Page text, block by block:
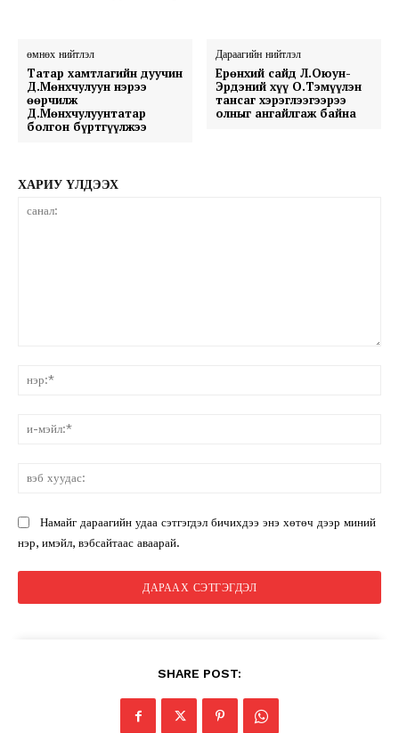
өмнөх нийтлэл
Татар хамтлагийн дуучин
Д.Мөнхчулуун нэрээ
өөрчилж
Д.Мөнхчулуунтатар
болгон бүртгүүлжээ
Дараагийн нийтлэл
Ерөнхий сайд Л.Оюун-
Эрдэний хүү О.Тэмүүлэн
тансаг хэрэглээгээрээ
олныг ангайлгаж байна
ХАРИУ ҮЛДЭЭХ
Намайг дараагийн удаа сэтгэгдэл бичихдээ энэ хөтөч дээр миний
нэр, имэйл, вэбсайтаас аваарай.
SHARE POST: